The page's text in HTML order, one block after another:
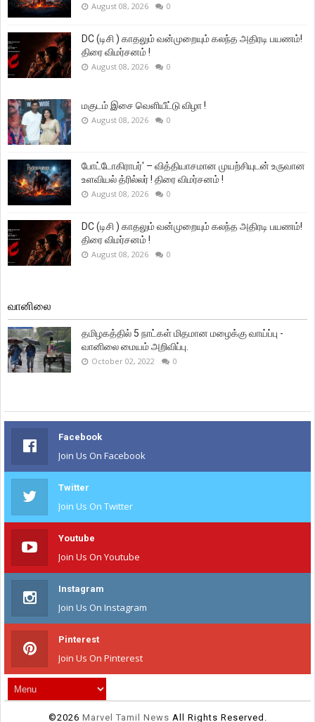
August 08, 2026 0
DC (டிசி ) காதலும் வன்முறையும் கலந்த அதிரடி பயணம்!
திரை விமர்சனம் !
August 08, 2026 0
மகுடம் இசை வெளியீட்டு விழா !
August 08, 2026 0
போட்டோகிராபர்' – வித்தியாசமான முயற்சியுடன் உருவான
உளவியல் த்ரில்லர் ! திரை விமர்சனம் !
August 08, 2026 0
DC (டிசி ) காதலும் வன்முறையும் கலந்த அதிரடி பயணம்!
திரை விமர்சனம் !
August 08, 2026 0
வானிலை
தமிழகத்தில் 5 நாட்கள் மிதமான மழைக்கு வாய்ப்பு -
வானிலை மையம் அறிவிப்பு.
October 02, 2022 0
Facebook
Join Us On Facebook
Twitter
Join Us On Twitter
Youtube
Join Us On Youtube
Instagram
Join Us On Instagram
Pinterest
Join Us On Pinterest
©2026 Marvel Tamil News All Rights Reserved.